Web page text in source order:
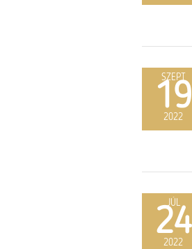
SZEPT
19
2022
JÚL
24
2022